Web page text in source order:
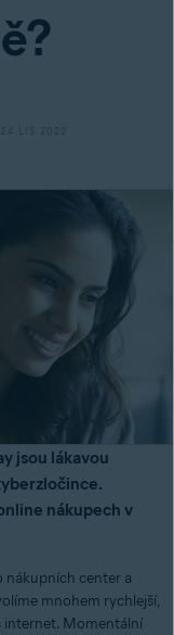
24 LIS 2022
jsou lákavou
nákupech v
nákupních center a
mnohem rychlejší,
internet. Momentální